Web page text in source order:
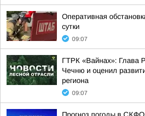
Оперативная
сутки
09:07
ГТРК «Вайнах»: Глава
Чечню и оценил
региона
09:07